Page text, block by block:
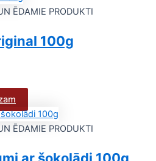
ĒDAMIE PRODUKTI
100g
ĒDAMIE PRODUKTI